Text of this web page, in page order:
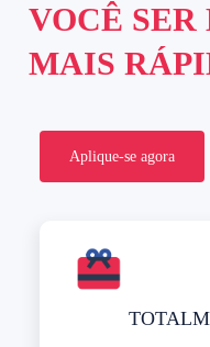
VOCÊ
MAIS
Aplique-se agora